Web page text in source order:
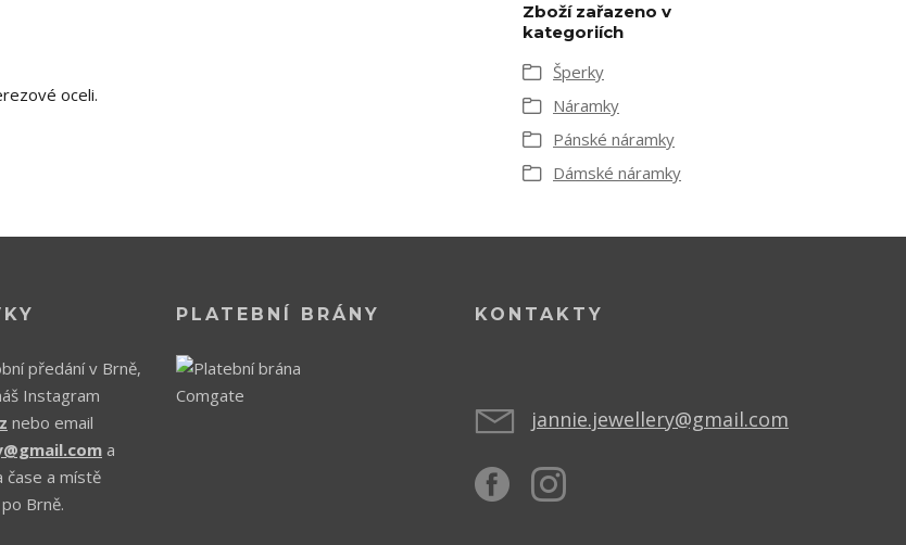
oceli.
Zboží zařazeno v
kategoriích
Šperky
Náramky
Pánské náramky
Dámské náramky
předání v Brně,
Instagram
nebo email
a
čase a místě
Brně.
PLATEBNÍ BRÁNY KONTAKTY
jannie.jewellery@gmail.com